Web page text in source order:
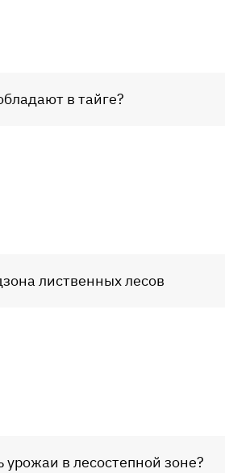
в тайге?
лиственных лесов
в лесостепной зоне?